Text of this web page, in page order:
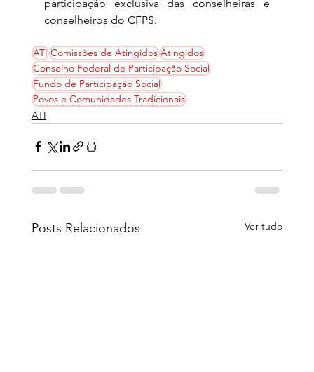
participação exclusiva das conselheiras e
conselheiros do CFPS.
ATI Comissões de Atingidos Atingidos
Conselho Federal de Participação Social
Fundo de Participação Social
Povos e Comunidades Tradicionais
ATI
Posts Relacionados Ver tudo